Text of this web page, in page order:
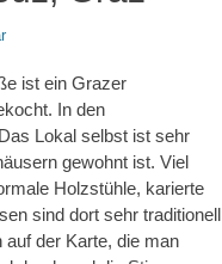
ist ein Grazer
In den
Lokal selbst ist sehr
gewohnt ist. Viel
Holzstühle, karierte
sind dort sehr traditionell
der Karte, die man